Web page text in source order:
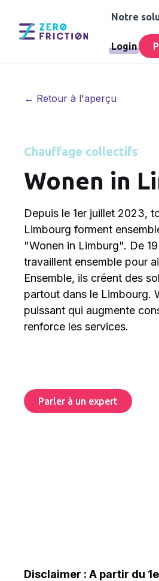
Notre
Login
← Retour à l'aperçu
Chauffage collectifs
Wonen in
Depuis le 1er juillet 2023,
Limbourg forment
"Wonen in Limburg". De
travaillent ensemble pour
Ensemble, ils créent des
partout dans le Limbourg.
puissant qui augmente
renforce les services.
Parler à un expert
Disclaimer : A partir du